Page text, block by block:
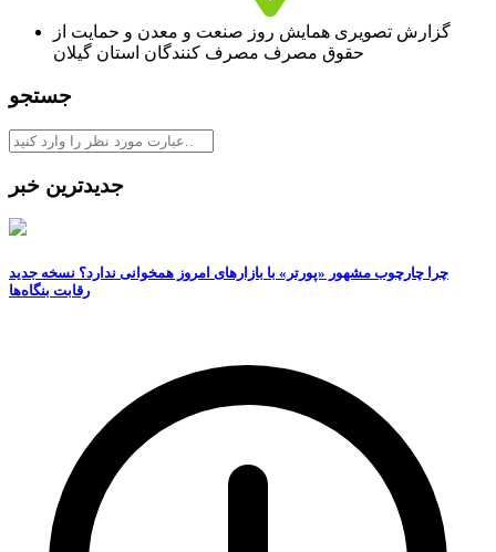
گزارش تصویری همایش روز صنعت و معدن و حمایت از
حقوق مصرف مصرف کنندگان استان گیلان
جستجو
جدیدترین خبر
چرا چارچوب مشهور «پورتر» با بازارهای امروز همخوانی ندارد؟ نسخه جدید
رقابت‌ بنگاه‌ها